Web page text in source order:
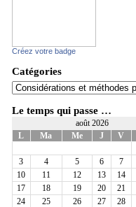
Créez votre badge
Catégories
Le temps qui passe …
août 2026
L
Ma Me J V
3
4 5 6 7
10
11 12 13 14
17
18 19 20 21
24
25 26 27 28